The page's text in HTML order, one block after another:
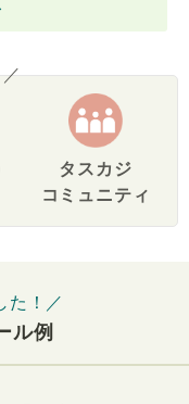
／
タスカジ
コミュニティ
た！／
ル例